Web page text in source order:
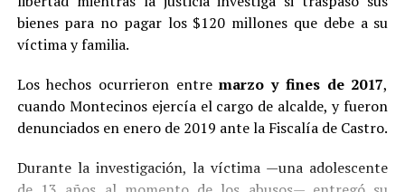
bienes para no pagar los $120 millones que debe a su
víctima y familia.
Los hechos ocurrieron entremarzo y fines de 2017,
cuando Montecinos ejercía el cargo de alcalde, y fueron
denunciados en enero de 2019 ante la Fiscalía de Castro.
Durante la investigación, la víctima —una adolescente